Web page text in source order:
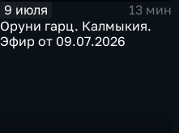
9 июля
13 мин
Оруни гарц. Калмыкия.
Эфир от 09.07.2026